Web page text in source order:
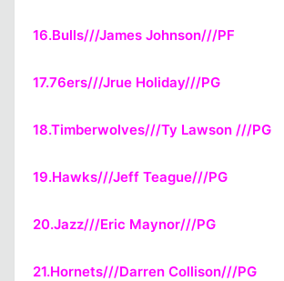
16.Bulls///James Johnson///PF
17.76ers///Jrue Holiday///PG
18.Timberwolves///Ty Lawson ///PG
19.Hawks///Jeff Teague///PG
20.Jazz///Eric Maynor///PG
21.Hornets///Darren Collison///PG